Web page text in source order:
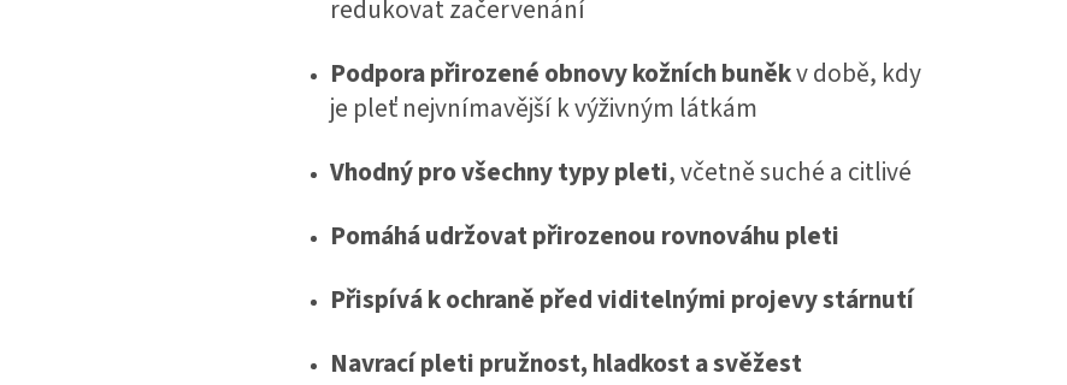
redukovat začervenání
Podpora přirozené obnovy kožních buněkv době, kdy
je pleť nejvnímavější k výživným látkám
Vhodný pro všechny typy pleti, včetně suché a citlivé
Pomáhá udržovat přirozenou rovnováhu pleti
Přispívá k ochraně před viditelnými projevy stárnutí
Navrací pleti pružnost, hladkost a svěžest